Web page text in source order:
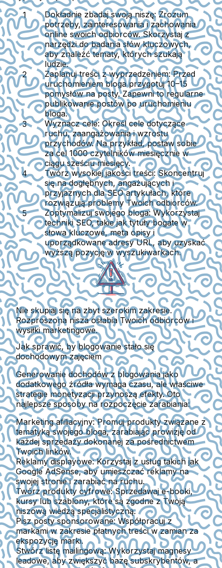
Dokładnie zbadaj swoją niszę: Zrozum
potrzeby, zainteresowania i zachowania
online swoich odbiorców. Skorzystaj z
narzędzi do badania słów kluczowych,
aby znaleźć tematy, których szukają
ludzie.
Zaplanuj treści z wyprzedzeniem: Przed
uruchomieniem bloga przygotuj 10–15
pomysłów na posty. Zapewni to regularne
publikowanie postów po uruchomieniu
bloga.
Wyznacz cele: Określ cele dotyczące
ruchu, zaangażowania i wzrostu
przychodów. Na przykład, postaw sobie
za cel 1000 czytelników miesięcznie w
ciągu sześciu miesięcy.
Twórz wysokiej jakości treści: Skoncentruj
się na dogłębnych, angażujących i
przyjaznych dla SEO artykułach, które
rozwiązują problemy Twoich odbiorców.
Zoptymalizuj swojego bloga: Wykorzystaj
techniki SEO, takie jak tytuły bogate w
słowa kluczowe, meta opisy i
uporządkowane adresy URL, aby uzyskać
wyższą pozycję w wyszukiwarkach.
Nie skupiaj się na zbyt szerokim zakresie.
Rozproszona nisza osłabia Twoich odbiorców i
wysiłki marketingowe.
Jak sprawić, by blogowanie stało się
dochodowym zajęciem
Generowanie dochodów z blogowania jako
dodatkowego źródła wymaga czasu, ale właściwe
strategie monetyzacji przynoszą efekty. Oto
najlepsze sposoby na rozpoczęcie zarabiania:
Marketing afiliacyjny: Promuj produkty związane z
tematyką swojego bloga, zarabiając prowizję od
każdej sprzedaży dokonanej za pośrednictwem
Twoich linków.
Reklamy displayowe: Korzystaj z usług takich jak
Google AdSense, aby umieszczać reklamy na
swojej stronie i zarabiać na ruchu.
Twórz produkty cyfrowe: Sprzedawaj e-booki,
kursy lub szablony, które są zgodne z Twoją
niszową wiedzą specjalistyczną.
Pisz posty sponsorowane: Współpracuj z
markami w zakresie płatnych treści w zamian za
ekspozycję marki.
Stwórz listę mailingową: Wykorzystaj magnesy
leadowe, aby zwiększyć bazę subskrybentów, a